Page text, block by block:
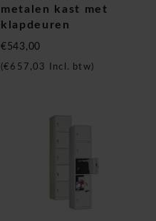
metalen kast met
klapdeuren
€543,00
(€657,03 Incl. btw)